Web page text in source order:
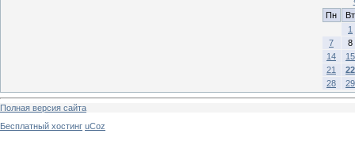
Пн
Вт
1
7
8
14
15
21
22
28
29
Полная версия сайта
Бесплатный хостинг uCoz